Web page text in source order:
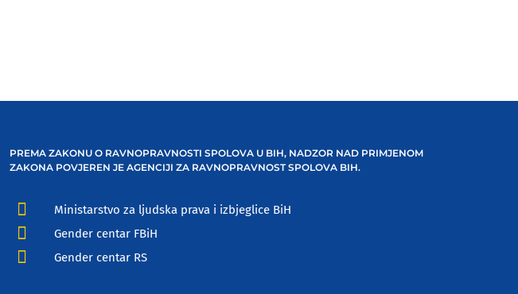
PREMA ZAKONU O RAVNOPRAVNOSTI SPOLOVA U BIH, NADZOR NAD PRIMJENOM
ZAKONA POVJEREN JE AGENCIJI ZA RAVNOPRAVNOST SPOLOVA BIH.
 Ministarstvo za ljudska prava i izbjeglice BiH
 Gender centar FBiH
 Gender centar RS